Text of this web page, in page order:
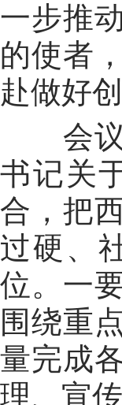
一步推
的使者
赴做好
会
书记关
合，把
过硬、
位。 一
围绕重
量完成
理、宣